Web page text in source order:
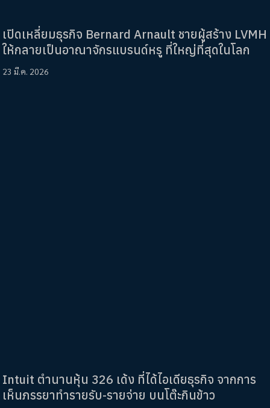
เปิดเหลี่ยมธุรกิจ Bernard Arnault ชายผู้สร้าง LVMH
ให้กลายเป็นอาณาจักรแบรนด์หรู ที่ใหญ่ที่สุดในโลก
23 มี.ค. 2026
Intuit ตำนานหุ้น 326 เด้ง ที่ได้ไอเดียธุรกิจ จากการ
เห็นภรรยาทำรายรับ-รายจ่าย บนโต๊ะกินข้าว